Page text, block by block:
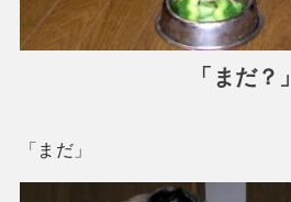
「まだ？」
「まだ」